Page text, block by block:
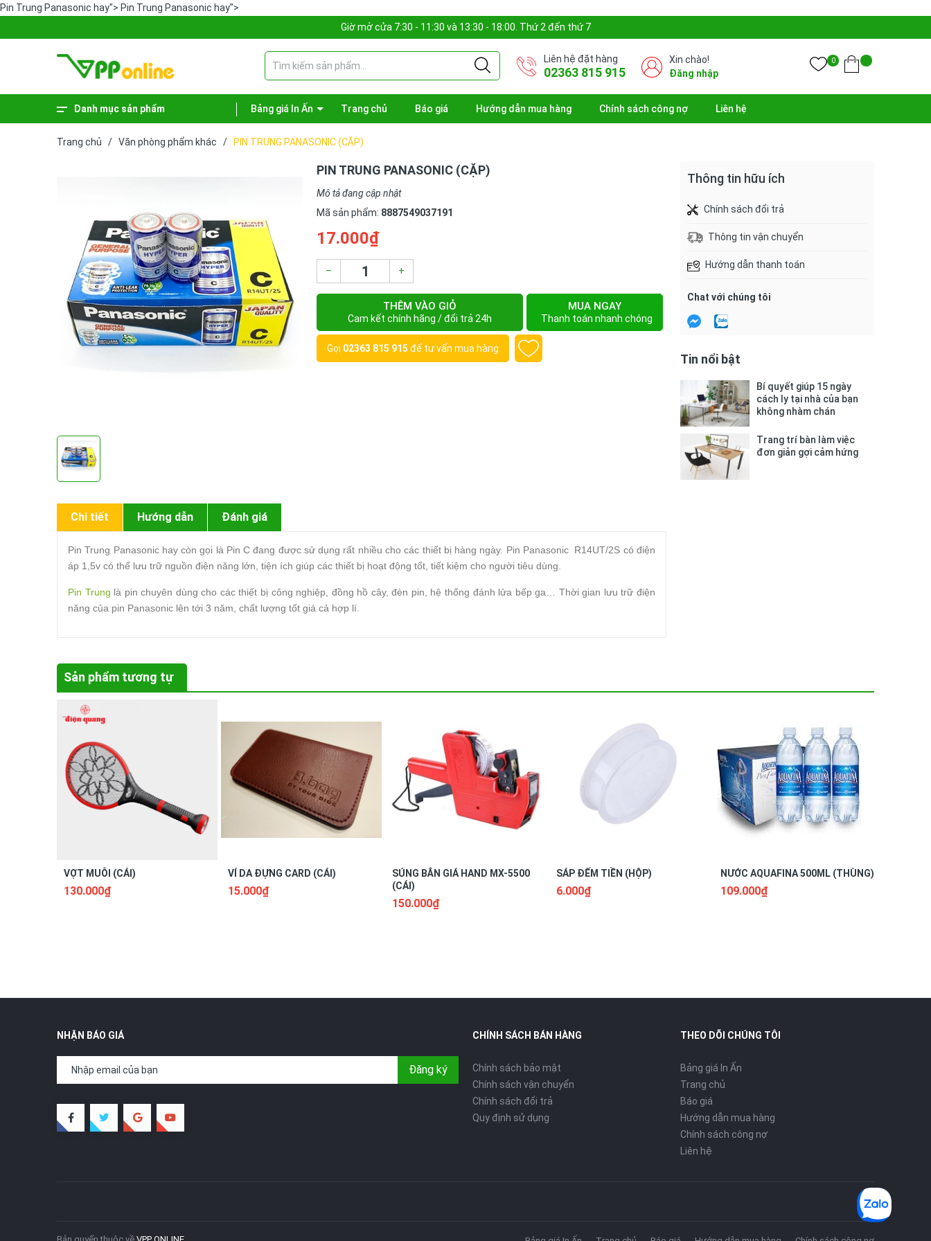
Pin Trung Panasonic hay"> Pin Trung Panasonic hay">
Giờ mở cửa 7:30 - 11:30 và 13:30 - 18:00. Thứ 2 đến thứ 7
Liên hệ đặt hàng
02363 815 915
Xin chào!
Đăng nhập
0
Danh mục sản phẩm Bảng giá In Ấn Trang chủ Báo giá Hướng dẫn mua hàng Chính sách công nợ Liên hệ
Trang chủ / Văn phòng phẩm khác / PIN TRUNG PANASONIC (CẶP)
PIN TRUNG PANASONIC (CẶP)
Mô tả đang cập nhật
Mã sản phẩm: 8887549037191
17.000₫
– +
THÊM VÀO GIỎ
Cam kết chính hãng / đổi trả 24h
MUA NGAY
Thanh toán nhanh chóng
Gọi 02363 815 915 để tư vấn mua hàng
Chi tiết Hướng dẫn Đánh giá
Pin Trung Panasonic hay còn gọi là Pin C đang được sử dụng rất nhiều cho các thiết bị hàng ngày. Pin Panasonic R14UT/2S có điện
áp 1,5v có thể lưu trữ nguồn điện năng lớn, tiện ích giúp các thiết bị hoạt động tốt, tiết kiệm cho người tiêu dùng.
Pin Trung là pin chuyên dùng cho các thiết bị công nghiệp, đồng hồ cây, đèn pin, hệ thống đánh lửa bếp ga… Thời gian lưu trữ điện
năng của pin Panasonic lên tới 3 năm, chất lượng tốt giá cả hợp lí.
Thông tin hữu ích
Chính sách đổi trả
Thông tin vận chuyển
Hướng dẫn thanh toán
Chat với chúng tôi
Tin nổi bật
Bí quyết giúp 15 ngày
cách ly tại nhà của bạn
không nhàm chán
Trang trí bàn làm việc
đơn giản gợi cảm hứng
Sản phẩm tương tự
VỢT MUỖI (CÁI)
130.000₫
VÍ DA ĐỰNG CARD (CÁI)
15.000₫
SÚNG BẮN GIÁ HAND MX-5500
(CÁI)
150.000₫
SÁP ĐẾM TIỀN (HỘP)
6.000₫
NƯỚC AQUAFINA 500ML (THÙNG)
109.000₫
NHẬN BÁO GIÁ
Đăng ký
CHÍNH SÁCH BÁN HÀNG
Chính sách bảo mật
Chính sách vận chuyển
Chính sách đổi trả
Quy định sử dụng
THEO DÕI CHÚNG TÔI
Bảng giá In Ấn
Trang chủ
Báo giá
Hướng dẫn mua hàng
Chính sách công nợ
Liên hệ